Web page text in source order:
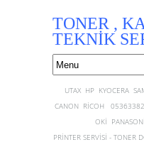
TONER ,
TEKNİK
UTAX HP KYOCERA
CANON RİCOH
OKİ
PRİNTER SERVİSİ - TONER